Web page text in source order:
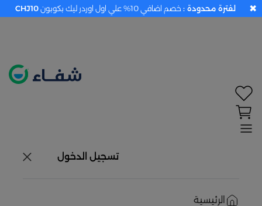
تسجيل الدخول
الرئيسية
لفترة محدودة : خصم اضافي 10% علي اول اوردر ليك بكوبون CHJ10 ✖